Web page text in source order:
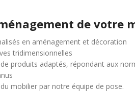
de votre
en aménagement et décoration
tridimensionnelles
produits adaptés, répondant aux
mobilier par notre équipe de pose.